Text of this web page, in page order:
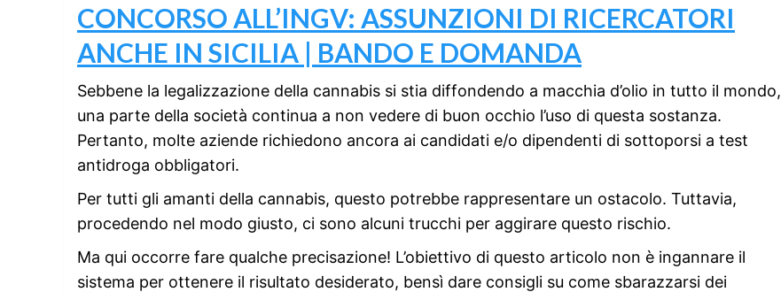
CONCORSO ALL’INGV: ASSUNZIONI DI RICERCATORI
ANCHE IN SICILIA | BANDO E DOMANDA
Sebbene la legalizzazione della cannabis si stia diffondendo a macchia d’olio in tutto il mondo,
una parte della società continua a non vedere di buon occhio l’uso di questa sostanza.
Pertanto, molte aziende richiedono ancora ai candidati e/o dipendenti di sottoporsi a test
antidroga obbligatori.
Per tutti gli amanti della cannabis, questo potrebbe rappresentare un ostacolo. Tuttavia,
procedendo nel modo giusto, ci sono alcuni trucchi per aggirare questo rischio.
Ma qui occorre fare qualche precisazione! L’obiettivo di questo articolo non è ingannare il
sistema per ottenere il risultato desiderato, bensì dare consigli su come sbarazzarsi dei